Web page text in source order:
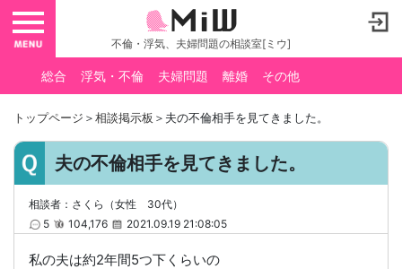
toggle navigation
不倫・浮気、夫婦問題の相談室[ミウ]
総合 浮気・不倫 夫婦問題 離婚 その他
トップページ ＞相談掲示板 ＞夫の不倫相手を見てきました。
夫の不倫相手を見てきました。
相談者：さくら（女性 30代）
5
104,176 2021.09.19 21:08:05
私の夫は約2年間5つ下くらいの